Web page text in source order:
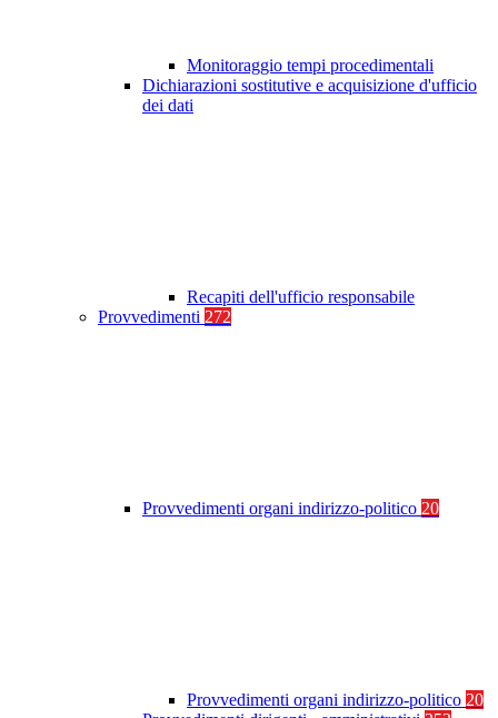
Monitoraggio tempi procedimentali
Dichiarazioni sostitutive e acquisizione d'ufficio
dei dati
Recapiti dell'ufficio responsabile
Provvedimenti 272
Provvedimenti organi indirizzo-politico 20
Provvedimenti organi indirizzo-politico 20